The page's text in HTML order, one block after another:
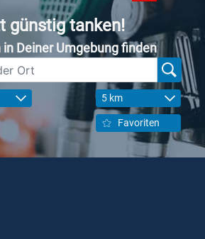
günstig tanken!
Deiner Umgebung finden
5 km
Favoriten